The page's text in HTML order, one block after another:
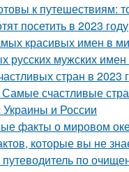
к путешествиям:
посетить в 2023 году
красивых имен в
русских мужских имен
стран в 2023
счастливые
Украины и России
факты о мировом
которые вы не
путеводитель по